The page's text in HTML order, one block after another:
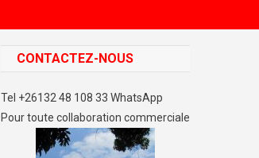
CONTACTEZ-NOUS
Tel +26132 48 108 33 WhatsApp
Pour toute collaboration commerciale